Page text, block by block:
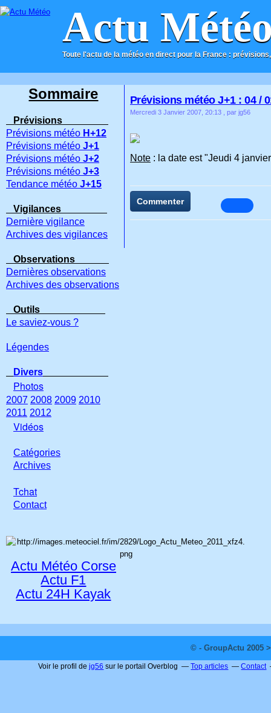
Actu
Toute l'actu de la météo en direct pour la France :
ACCUEIL CONTACT
Prévisions météo J+1 : 04 /
Mercredi 3 Janvier 2007, 20:13 , par jg56
Note : la date est "Jeudi 4
Commenter
Sommaire
Prévisions
Prévisions météo H+12
Prévisions météo J+1
Prévisions météo J+2
Prévisions météo J+3
Tendance météo J+15
Vigilances
Dernière vigilance
Archives des vigilances
Observations
Dernières observations
Archives des observations
Outils
Le saviez-vous ?
Légendes
Divers
Photos
2007 2008 2009 2010
2011 2012
Vidéos
Catégories
Archives
Tchat
Contact
Actu Météo Corse
Actu F1
Actu 24H Kayak
© - GroupActu 2005
Voir le profil dejg56 sur le portail Overblog Top articles Contact